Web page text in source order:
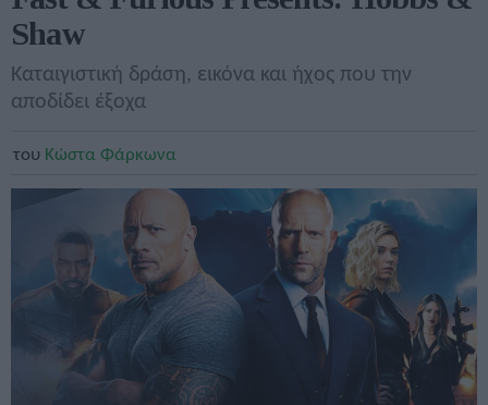
TV
GAMES
SPECIALS
Shaw
Καταιγιστική δράση, εικόνα και ήχος που την
αποδίδει έξοχα
του Κώστα Φάρκωνα